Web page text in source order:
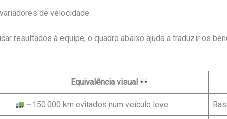
de velocidade.
resultados à equipe, o quadro abaixo ajuda a traduzir os
Equivalência visual
~150.000 km evitados num veículo leve